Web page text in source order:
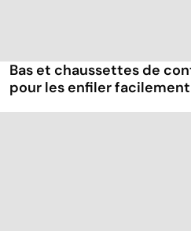
Bas et chaussettes de
pour les enfiler facilement